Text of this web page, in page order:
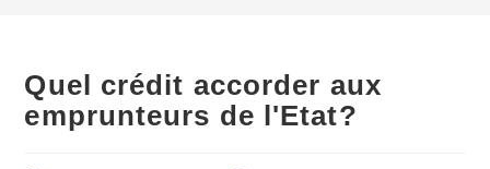
Quel crédit accorder aux
emprunteurs de l'Etat?